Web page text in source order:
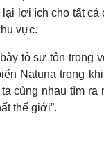
lợi ích cho tất cả
vực.
tỏ sự tôn trọng
Natuna trong
cùng nhau tìm
thế giới”.